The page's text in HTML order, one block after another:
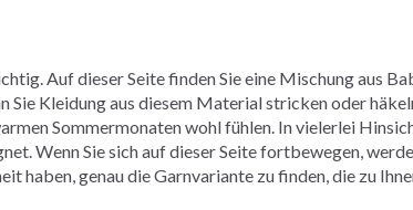
Auf dieser Seite finden Sie eine Mischung aus
Kleidung aus diesem Material stricken oder
Sommermonaten wohl fühlen. In vielerlei
Wenn Sie sich auf dieser Seite fortbewegen,
haben, genau die Garnvariante zu finden, die zu